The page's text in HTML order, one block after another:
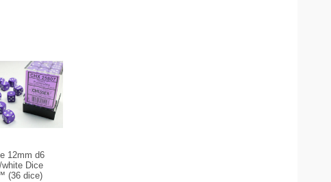
12mm d6
white Dice
(36 dice)